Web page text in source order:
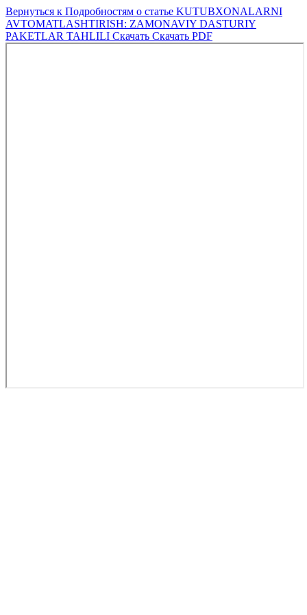
Вернуться к Подробностям о статье KUTUBXONALARNI
AVTOMATLASHTIRISH: ZAMONAVIY DASTURIY
PAKETLAR TAHLILI Скачать Скачать PDF